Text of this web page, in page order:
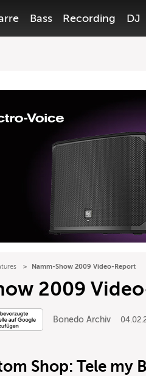
Bass Recording DJ
Namm-Show 2009 Video-Report
2009
Bonedo Archiv
Shop: Tele my